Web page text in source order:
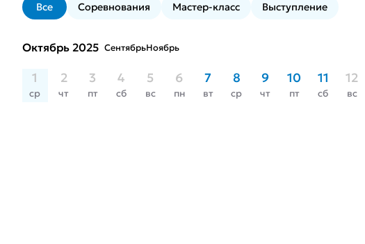
Все Соревнования Мастер-класс Выступление
Октябрь 2025 СентябрьНоябрь
1
ср
2
чт
3
пт
4
сб
5
вс
6
пн
7
вт
8
ср
9
чт
10
пт
11
сб
12
вс